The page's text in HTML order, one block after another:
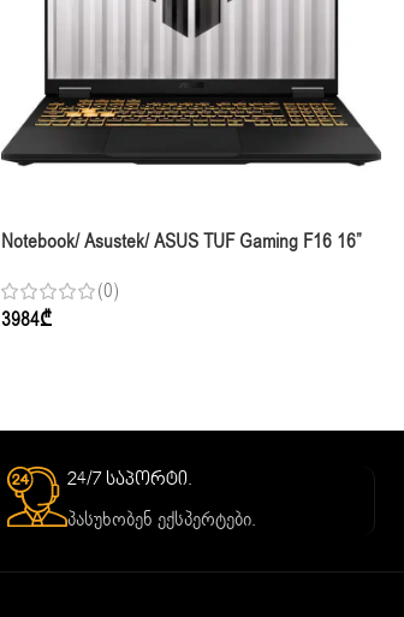
Notebook/ Asustek/ ASUS TUF Gaming F16 16”
Jaeger Gray(0)
3984₾
24/7 საპორტი.
პასუხობენ ექსპერტები.